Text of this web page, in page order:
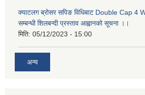
क्याटलग ब्रोसर सपिङ विधिबाट Double Cap 4
सम्बन्धी शिलबन्दी प्रस्ताव आह्वानको सूचना ।।
मिति: 05/12/2023 - 15:00
अन्य